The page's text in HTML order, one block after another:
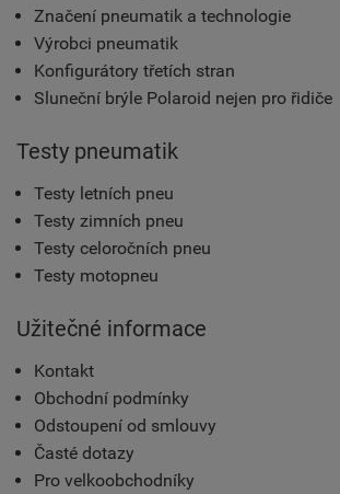
Značení pneumatik a technologie
Výrobci pneumatik
Konfigurátory třetích stran
Sluneční brýle Polaroid nejen pro řidiče
Testy pneumatik
Testy letních pneu
Testy zimních pneu
Testy celoročních pneu
Testy motopneu
Užitečné informace
Kontakt
Obchodní podmínky
Odstoupení od smlouvy
Časté dotazy
Pro velkoobchodníky